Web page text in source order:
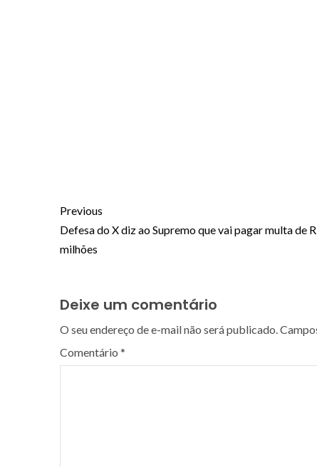
Previous
Defesa do X diz ao Supremo que vai pagar multa de
milhões
Deixe um comentário
O seu endereço de e-mail não será publicado.
Comentário *